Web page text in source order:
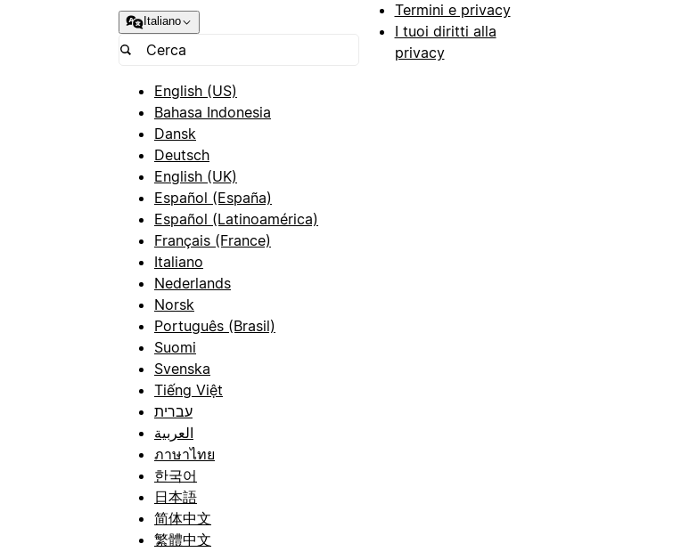
Italiano
English (US)
Bahasa Indonesia
Dansk
Deutsch
English (UK)
Español (España)
Español (Latinoamérica)
Français (France)
Italiano
Nederlands
Norsk
Português (Brasil)
Suomi
Svenska
Tiếng Việt
עברית
العربية
ภาษาไทย
한국어
日本語
简体中文
繁體中文
Termini e privacy
I tuoi diritti alla
privacy